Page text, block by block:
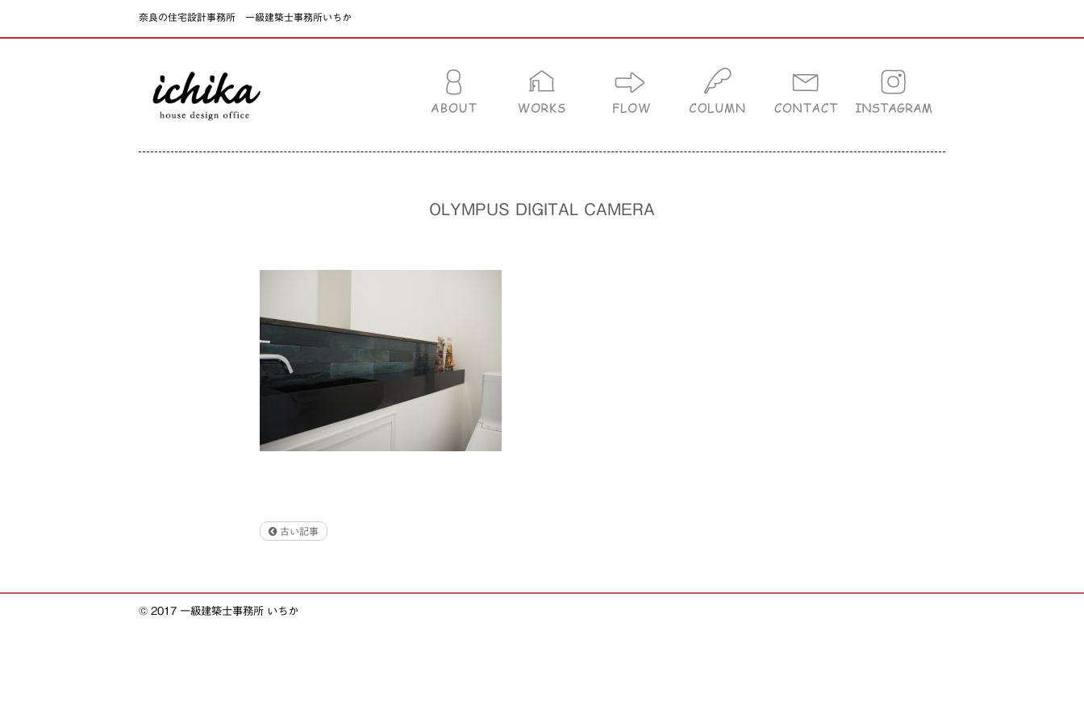
奈良の住宅設計事務所 一級建築士事務所いちか
OLYMPUS DIGITAL CAMERA
古い記事
© 2017 一級建築士事務所 いちか